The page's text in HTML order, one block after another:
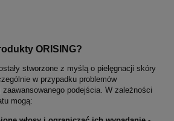
ORISING?
stworzone z myślą o pielęgnacji skóry
w przypadku problemów
podejścia. W zależności
mogą: